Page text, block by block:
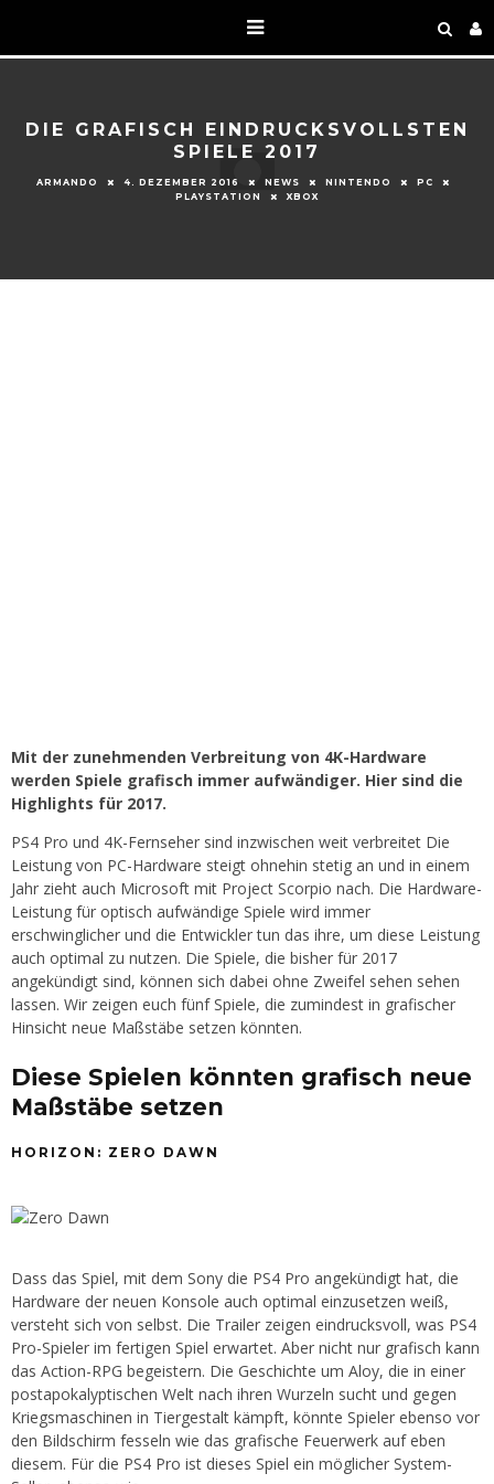
DIE GRAFISCH EINDRUCKSVOLLSTEN
SPIELE 2017
ARMANDO 4. DEZEMBER 2016 NEWS NINTENDO
PC
PLAYSTATION
XBOX
Mit der zunehmenden Verbreitung von 4K-Hardware
werden Spiele grafisch immer aufwändiger. Hier sind die
Highlights für 2017.
PS4 Pro und 4K-Fernseher sind inzwischen weit verbreitet Die
Leistung von PC-Hardware steigt ohnehin stetig an und in einem
Jahr zieht auch Microsoft mit Project Scorpio nach. Die Hardware-
Leistung für optisch aufwändige Spiele wird immer
erschwinglicher und die Entwickler tun das ihre, um diese Leistung
auch optimal zu nutzen. Die Spiele, die bisher für 2017
angekündigt sind, können sich dabei ohne Zweifel sehen sehen
lassen. Wir zeigen euch fünf Spiele, die zumindest in grafischer
Hinsicht neue Maßstäbe setzen könnten.
Diese Spielen könnten grafisch neue
Maßstäbe setzen
HORIZON: ZERO DAWN
Dass das Spiel, mit dem Sony die PS4 Pro angekündigt hat, die
Hardware der neuen Konsole auch optimal einzusetzen weiß,
versteht sich von selbst. Die Trailer zeigen eindrucksvoll, was PS4
Pro-Spieler im fertigen Spiel erwartet. Aber nicht nur grafisch kann
das Action-RPG begeistern. Die Geschichte um Aloy, die in einer
postapokalyptischen Welt nach ihren Wurzeln sucht und gegen
Kriegsmaschinen in Tiergestalt kämpft, könnte Spieler ebenso vor
den Bildschirm fesseln wie das grafische Feuerwerk auf eben
diesem. Für die PS4 Pro ist dieses Spiel ein möglicher System-